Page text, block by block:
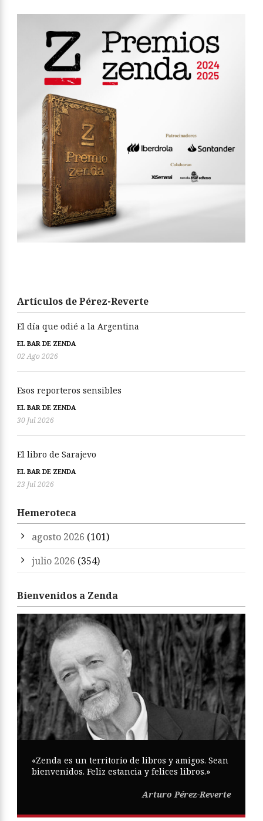
Artículos de Pérez-Reverte
El día que odié a la Argentina
EL BAR DE ZENDA
02 Ago 2026
Esos reporteros sensibles
EL BAR DE ZENDA
30 Jul 2026
El libro de Sarajevo
EL BAR DE ZENDA
23 Jul 2026
Hemeroteca
agosto 2026 (101)
julio 2026 (354)
Bienvenidos a Zenda
«Zenda es un territorio de libros y amigos. Sean
bienvenidos. Feliz estancia y felices libros.»
Arturo Pérez-Reverte